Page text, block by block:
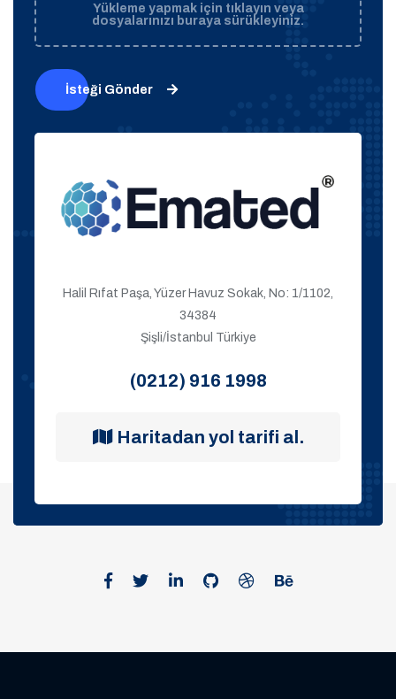
Yükleme yapmak için tıklayın veya
dosyalarınızı buraya sürükleyiniz.
İsteği Gönder
Halil Rıfat Paşa, Yüzer Havuz Sokak, No: 1/1102,
34384
Şişli/İstanbul Türkiye
(0212) 916 1998
Haritadan yol tarifi al.